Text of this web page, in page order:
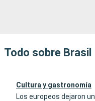
Todo sobre Brasil
Cultura y gastronomía
Los europeos dejaron